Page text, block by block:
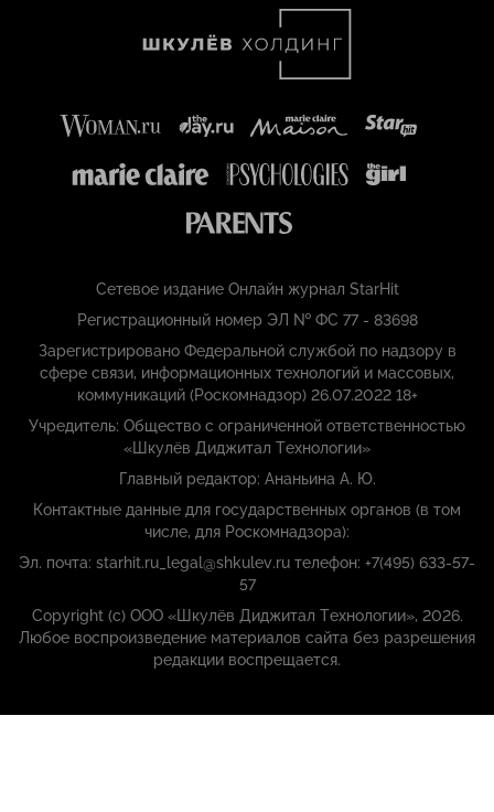
Сетевое издание Онлайн журнал StarHit
Регистрационный номер ЭЛ № ФС 77 - 83698
Зарегистрировано Федеральной службой по надзору в
сфере связи, информационных технологий и массовых,
коммуникаций (Роскомнадзор) 26.07.2022 18+
Учредитель: Общество с ограниченной ответственностью
«Шкулёв Диджитал Технологии»
Главный редактор: Ананьина А. Ю.
Контактные данные для государственных органов (в том
числе, для Роскомнадзора):
Эл. почта: starhit.ru_legal@shkulev.ru телефон: +7(495) 633-57-
57
Copyright (с) ООО «Шкулёв Диджитал Технологии», 2026.
Любое воспроизведение материалов сайта без разрешения
редакции воспрещается.